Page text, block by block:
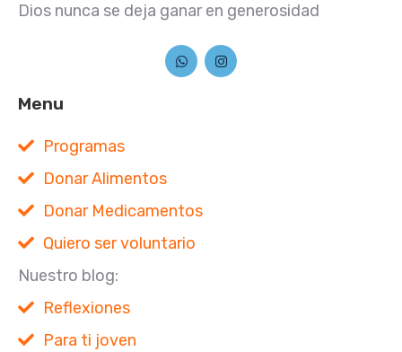
Dios nunca se deja ganar en generosidad
Menu
Programas
Donar Alimentos
Donar Medicamentos
Quiero ser voluntario
Nuestro blog:
Reflexiones
Para ti joven